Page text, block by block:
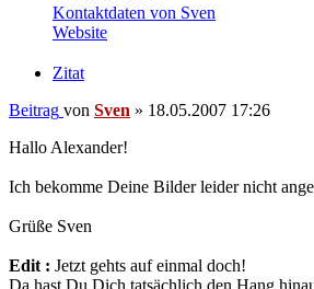
Kontaktdaten von Sven
Website
Zitat
Beitrag von Sven » 18.05.2007 17:26
Hallo Alexander!
Ich bekomme Deine Bilder leider nicht
Grüße Sven
Edit : Jetzt gehts auf einmal doch!
Da hast Du Dich tatsächlich den Hang